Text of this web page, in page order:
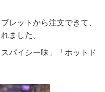
レットから注文できて、
ました。
パイシー味」「ホットド